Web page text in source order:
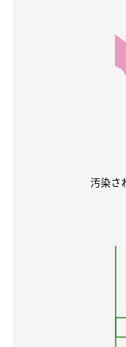
汚染さ